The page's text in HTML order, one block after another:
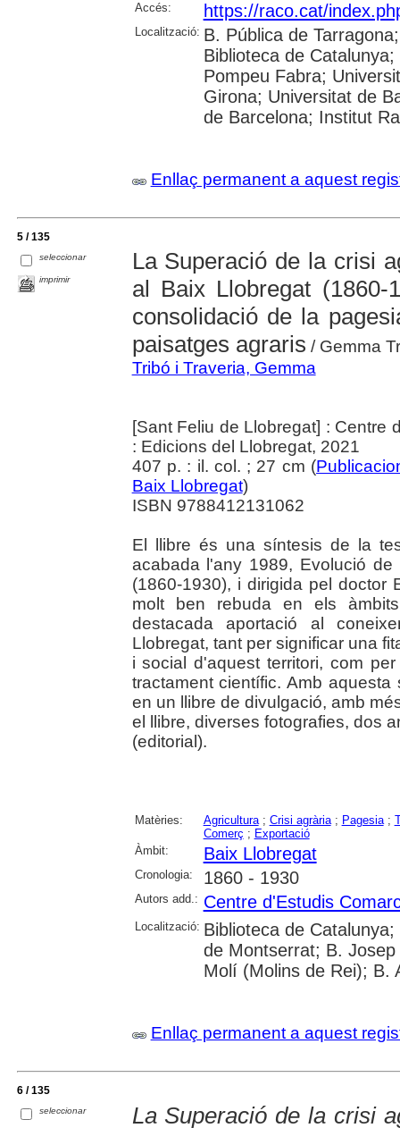
Accés: https://raco.cat/
Localització: B. Pública de
Biblioteca de
Pompeu Fabra;
Girona; Universitat de
de Barcelona; Institut
Enllaç permanent a aquest
5 / 135
seleccionar
imprimir
La Superació de la crisi
al Baix Llobregat
consolidació de la
paisatges agraris / Gemma
Tribó i Traveria, Gemma
[Sant Feliu de Llobregat] : Centre
: Edicions del Llobregat, 2021
407 p. : il. col. ; 27 cm (
Baix Llobregat)
ISBN 9788412131062
El llibre és una síntesis de la
acabada l'any 1989, Evolució
(1860-1930), i dirigida pel doctor
molt ben rebuda en els
destacada aportació al
Llobregat, tant per significar una
i social d'aquest territori, com
tractament científic. Amb
en un llibre de divulgació, amb
el llibre, diverses fotografies, dos
(editorial).
Matèries: Agricultura; Crisi agrària; Pagesia;
Comerç ; Exportació
Àmbit:
Baix Llobregat
Cronologia: 1860 - 1930
Autors add.: Centre d'Estudis
Localització: Biblioteca de
de Montserrat; B.
Molí (Molins de Rei); B.
Enllaç permanent a aquest
6 / 135
seleccionar La Superació de la crisi